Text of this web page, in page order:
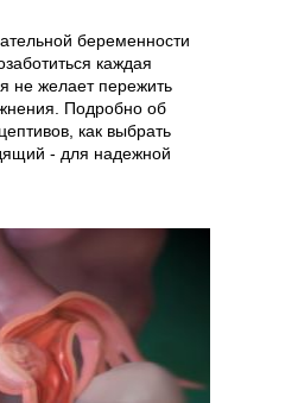
беременности
каждая
не желает пережить
Подробно об
как выбрать
- для надежной